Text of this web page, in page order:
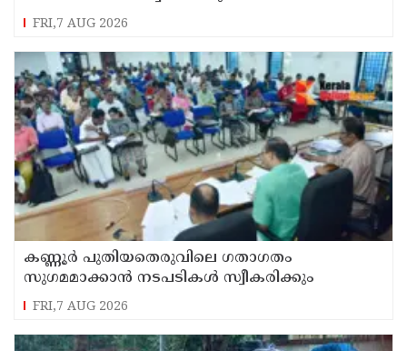
FRI,7 AUG 2026
കണ്ണൂർ പുതിയതെരുവിലെ ഗതാഗതം
സുഗമമാക്കാന്‍ നടപടികള്‍ സ്വീകരിക്കും
FRI,7 AUG 2026